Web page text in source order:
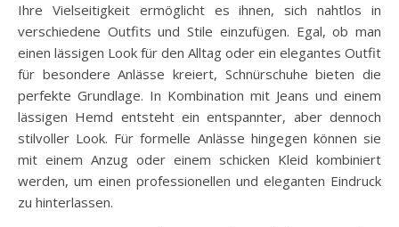
Ihre Vielseitigkeit ermöglicht es ihnen, sich nahtlos in
verschiedene Outfits und Stile einzufügen. Egal, ob man
einen lässigen Look für den Alltag oder ein elegantes Outfit
für besondere Anlässe kreiert, Schnürschuhe bieten die
perfekte Grundlage. In Kombination mit Jeans und einem
lässigen Hemd entsteht ein entspannter, aber dennoch
stilvoller Look. Für formelle Anlässe hingegen können sie
mit einem Anzug oder einem schicken Kleid kombiniert
werden, um einen professionellen und eleganten Eindruck
zu hinterlassen.